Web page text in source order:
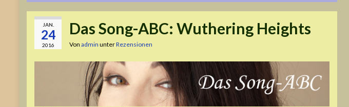
JAN.
24
2016
Das Song-ABC: Wuthering Heights
Von admin unterRezensionen